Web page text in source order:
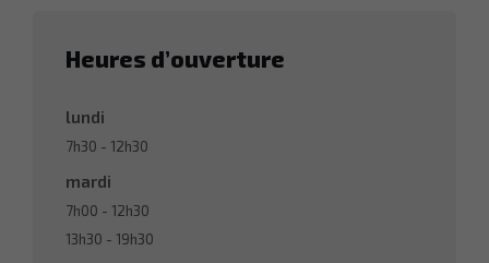
Heures d’ouverture
lundi
7h30 - 12h30
mardi
7h00 - 12h30
13h30 - 19h30